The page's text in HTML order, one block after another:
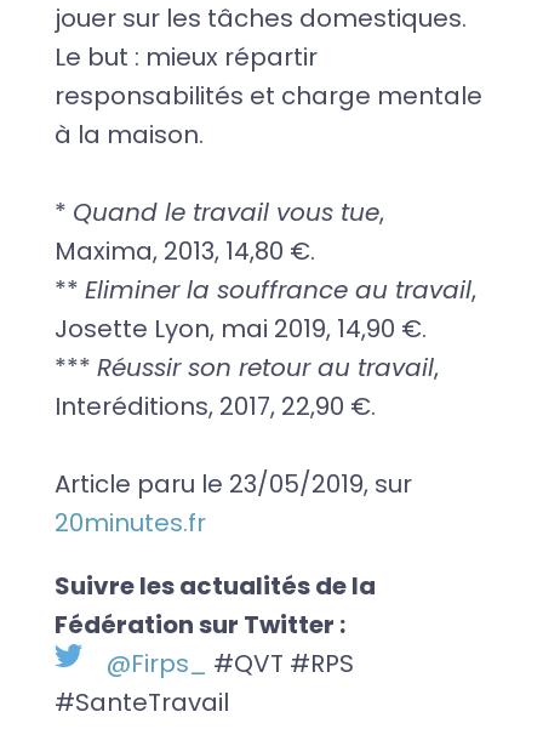
jouer sur les tâches domestiques.
Le but : mieux répartir
responsabilités et charge mentale
à la maison.
* Quand le travail vous tue,
Maxima, 2013, 14,80 €.
** Eliminer la souffrance au travail,
Josette Lyon, mai 2019, 14,90 €.
*** Réussir son retour au travail,
Interéditions, 2017, 22,90 €.
Article paru le 23/05/2019, sur
20minutes.fr
Suivre les actualités de la
Fédération sur Twitter :
@Firps_ #QVT #RPS
#SanteTravail